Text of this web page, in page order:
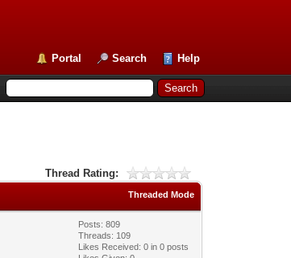
Portal Search Help
Thread Rating:
Threaded Mode
Posts: 809
Threads: 109
Likes Received:0 in 0 posts